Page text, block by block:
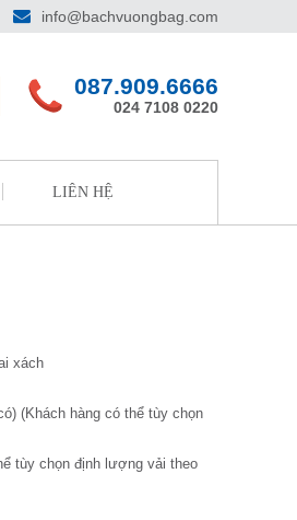
info@bachvuongbag.com
087.909.6666
024 7108 0220
LIÊN HỆ
xách
(Khách hàng có thể tùy chọn
tùy chọn định lượng vải theo